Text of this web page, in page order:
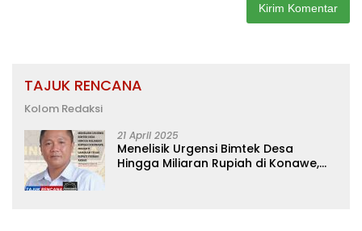
TAJUK RENCANA
Kolom Redaksi
21 April 2025
Menelisik Urgensi Bimtek Desa
Hingga Miliaran Rupiah di Konawe,